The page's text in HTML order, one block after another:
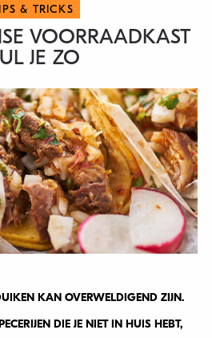
& TRICKS
VOORRAADKAST
JE ZO
KAN OVERWELDIGEND ZIJN.
DIE JE NIET IN HUIS HEBT,